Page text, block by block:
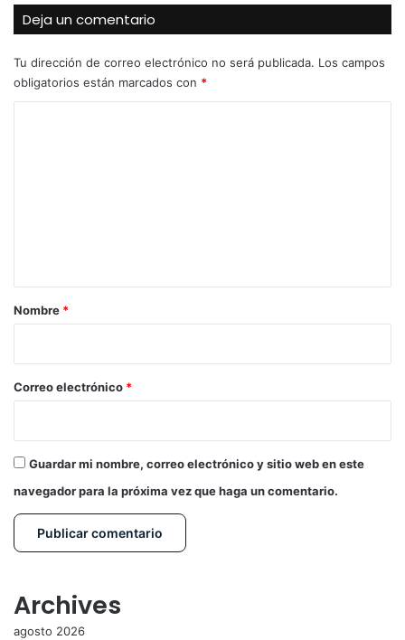
Deja un comentario
Tu dirección de correo electrónico no será publicada. Los campos
obligatorios están marcados con *
r
*
Nombre *
Correo electrónico *
Guardar mi nombre, correo electrónico y sitio web en este
navegador para la próxima vez que haga un comentario.
Archives
agosto 2026